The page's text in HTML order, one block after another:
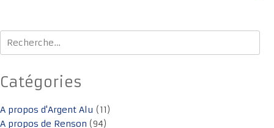
Rechercher :
Catégories
A propos d'Argent Alu (11)
A propos de Renson (94)